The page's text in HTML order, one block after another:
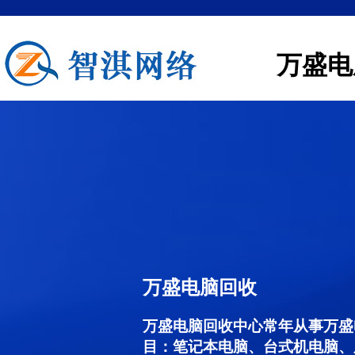
万盛
万盛电脑回收
万盛电脑回收中心常年从事万
目：笔记本电脑、台式机电脑